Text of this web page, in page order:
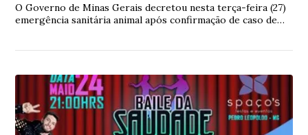
O Governo de Minas Gerais decretou nesta terça-feira (27)
emergência sanitária animal após confirmação de caso de